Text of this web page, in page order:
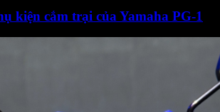
kiện cắm trại của Yamaha PG-1